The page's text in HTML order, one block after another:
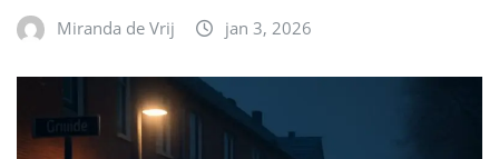
Miranda de Vrij jan 3, 2026